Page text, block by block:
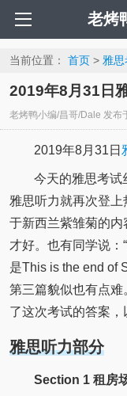
老烤
当前位置： 首页> 雅思
2019年8月31日
老烤鸭小编/昌哥/Dale 发布
2019年8月31日
今天的雅思考试
雅思听力就再次登
于新西兰紫雏菊的
才好。也有同学说
是This is the end of
第三篇貌似也有点
了这次考试的答案，
雅思听力部分
Section 1 租房